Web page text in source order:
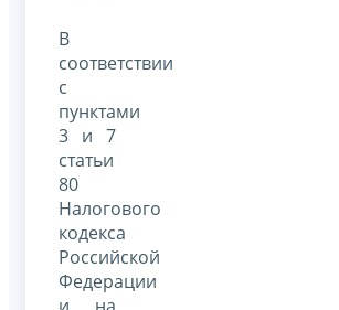
В
соответствии
с
пунктами
3 и 7
статьи
80
Налогового
кодекса
Российской
Федерации
и на